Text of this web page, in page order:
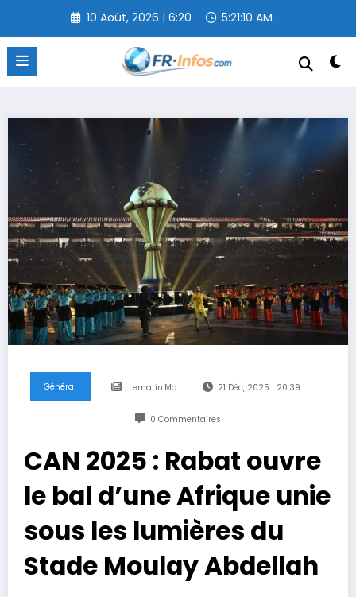
contenu
10 Août, 2026 | 6:20 5:21:11 AM
Général Lematin.ma 21 Déc, 2025 | 20:39
0 Commentaires
CAN 2025 : Rabat ouvre
le bal d’une Afrique unie
sous les lumières du
Stade Moulay Abdellah